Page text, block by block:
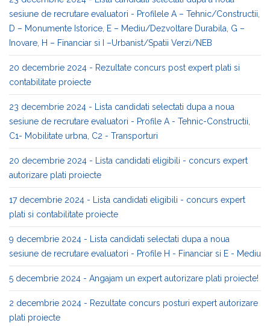
sesiune de recrutare evaluatori - Profilele A – Tehnic/Constructii,
D – Monumente Istorice, E – Mediu/Dezvoltare Durabila, G –
Inovare, H – Financiar si I –Urbanist/Spatii Verzi/NEB
20 decembrie 2024 - Rezultate concurs post expert plati si
contabilitate proiecte
23 decembrie 2024 - Lista candidati selectati dupa a noua
sesiune de recrutare evaluatori - Profile A - Tehnic-Constructii,
C1- Mobilitate urbna, C2 - Transporturi
20 decembrie 2024 - Lista candidati eligibili - concurs expert
autorizare plati proiecte
17 decembrie 2024 - Lista candidati eligibili - concurs expert
plati si contabilitate proiecte
9 decembrie 2024 - Lista candidati selectati dupa a noua
sesiune de recrutare evaluatori - Profile H - Financiar si E - Mediu
5 decembrie 2024 - Angajam un expert autorizare plati proiecte!
2 decembrie 2024 - Rezultate concurs posturi expert autorizare
plati proiecte